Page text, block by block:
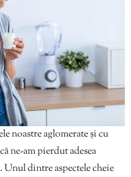
noastre aglomerate și cu
ne-am pierdut adesea
Unul dintre aspectele cheie